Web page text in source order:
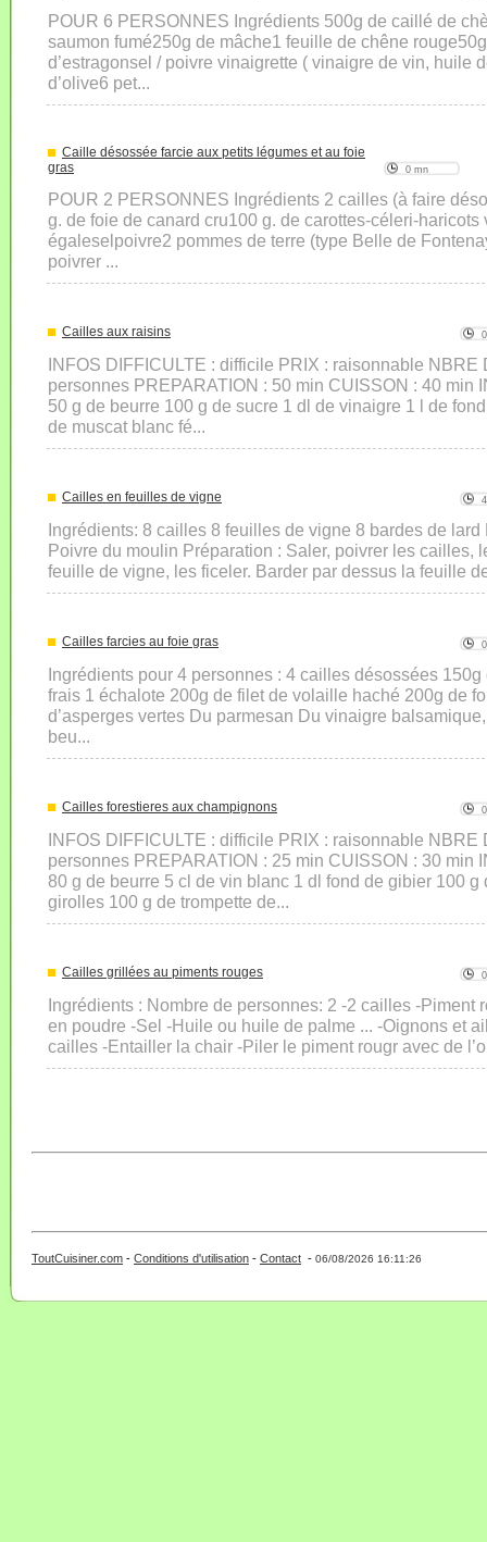
POUR 6 PERSONNES Ingrédients 500g de caillé de
saumon fumé250g de mâche1 feuille de chêne
d’estragonsel / poivre vinaigrette ( vinaigre de vin, huile
d’olive6 pet...
Caille désossée farcie aux petits légumes et au foie
gras
0 mn
POUR 2 PERSONNES Ingrédients 2 cailles (à faire
g. de foie de canard cru100 g. de carottes-céleri-haricots
égaleselpoivre2 pommes de terre (type Belle de
poivrer ...
Cailles aux raisins
INFOS DIFFICULTE : difficile PRIX : raisonnable
personnes PREPARATION : 50 min CUISSON : 40 min
50 g de beurre 100 g de sucre 1 dl de vinaigre 1 l de
de muscat blanc fé...
Cailles en feuilles de vigne
Ingrédients: 8 cailles 8 feuilles de vigne 8 bardes de
Poivre du moulin Préparation : Saler, poivrer les cailles,
feuille de vigne, les ficeler. Barder par dessus la feuille
Cailles farcies au foie gras
Ingrédients pour 4 personnes : 4 cailles désossées
frais 1 échalote 200g de filet de volaille haché 200g de
d’asperges vertes Du parmesan Du vinaigre
beu...
Cailles forestieres aux champignons
INFOS DIFFICULTE : difficile PRIX : raisonnable
personnes PREPARATION : 25 min CUISSON : 30 min
80 g de beurre 5 cl de vin blanc 1 dl fond de gibier 100 g
girolles 100 g de trompette de...
Cailles grillées au piments rouges
Ingrédients : Nombre de personnes: 2 -2 cailles -Piment
en poudre -Sel -Huile ou huile de palme ... -Oignons et
cailles -Entailler la chair -Piler le piment rougr avec de
ToutCuisiner.com - Conditions d'utilisation - Contact - 06/08/2026 16:11:26